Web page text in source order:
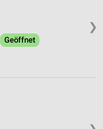
❯
Geöffnet